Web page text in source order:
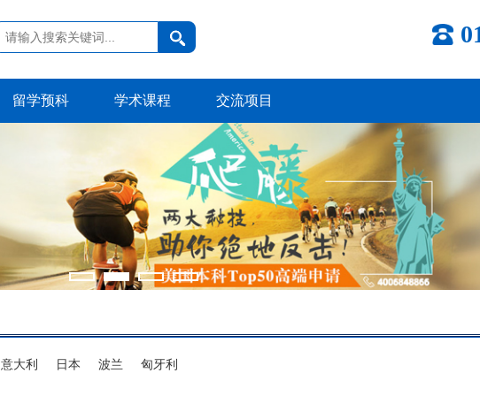
留学预科 学术课程 交流项目
意大利 日本 波兰
匈牙利